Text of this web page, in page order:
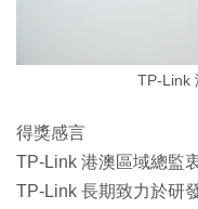
TP-Link
得獎感言
TP-Link 港澳區域總監
TP-Link 長期致力於研